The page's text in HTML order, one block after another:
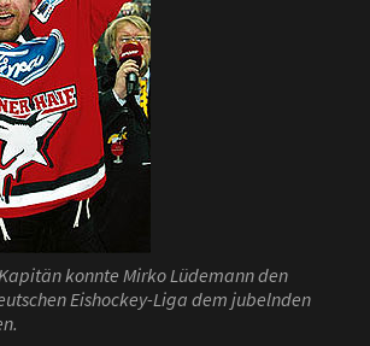
konnte Mirko Lüdemann den
Eishockey-Liga dem jubelnden